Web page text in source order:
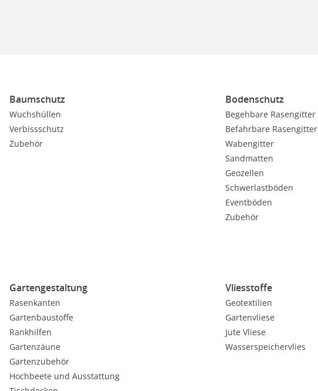
Baumschutz
Wuchshüllen
Verbissschutz
Zubehör
Bodenschutz
Begehbare Rasengitter
Befahrbare Rasengitter
Wabengitter
Sandmatten
Geozellen
Schwerlastböden
Eventböden
Zubehör
Gartengestaltung
Rasenkanten
Gartenbaustoffe
Rankhilfen
Gartenzäune
Gartenzubehör
Hochbeete und Ausstattung
Vliesstoffe
Geotextilien
Gartenvliese
Jute Vliese
Wasserspeichervlies